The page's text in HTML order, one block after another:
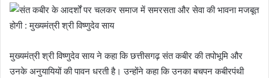
मुख्यमंत्री श्री विष्णुदेव साय ने कहा कि छत्तीसगढ़ संत कबीर की तपोभूमि और
उनके अनुयायियों की पावन धरती है। उन्होंने कहा कि उनका बचपन कबीरपंथी